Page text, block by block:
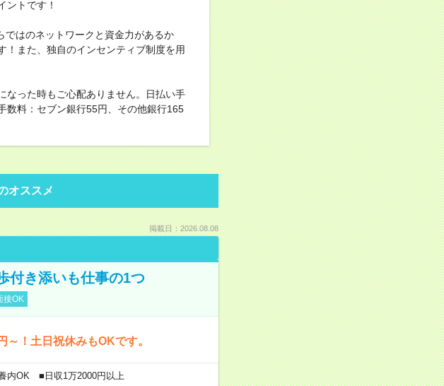
ントです！
はのネットワークと資金力があるか
！また、独自のインセンティブ制度を用
った時もご心配ありません。日払い手
数料：セブン銀行55円、その他銀行165
オススメ
掲載日：2026.08.08
付き添いも仕事の1つ
接OK
！土日祝休みもOKです。
内OK ■日収1万2000円以上